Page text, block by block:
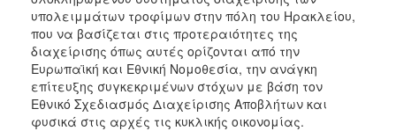
υπολειμμάτων τροφίμων στην πόλη του Ηρακλείου,
που να βασίζεται στις προτεραιότητες της
διαχείρισης όπως αυτές ορίζονται από την
Ευρωπαϊκή και Εθνική Νομοθεσία, την ανάγκη
επίτευξης συγκεκριμένων στόχων με βάση τον
Εθνικό Σχεδιασμός Διαχείρισης Αποβλήτων και
φυσικά στις αρχές τις κυκλικής οικονομίας.